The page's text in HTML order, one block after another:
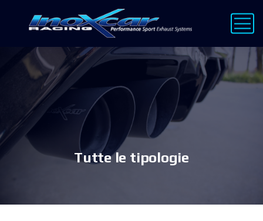
Tutte le tipologie